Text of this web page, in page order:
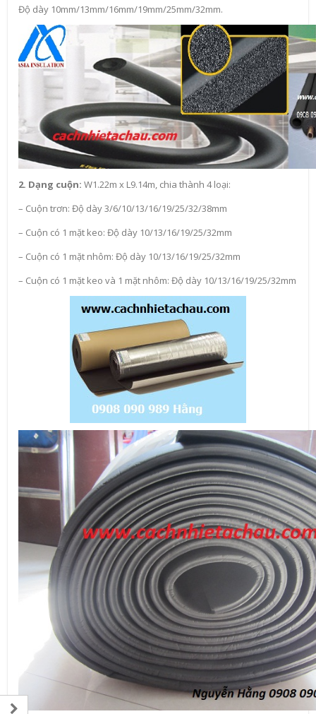
Độ dày 10mm/13mm/16mm/19mm/25mm/32mm.
2. Dạng cuộn: W1.22m x L9.14m, chia thành 4 loại:
– Cuộn trơn: Độ dày 3/6/10/13/16/19/25/32/38mm
– Cuộn có 1 mặt keo: Độ dày 10/13/16/19/25/32mm
– Cuộn có 1 mặt nhôm: Độ dày 10/13/16/19/25/32mm
– Cuộn có 1 mặt keo và 1 mặt nhôm: Độ dày 10/13/16/19/25/32mm